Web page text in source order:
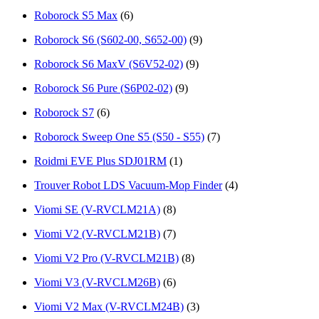
Roborock S5 Max (6)
Roborock S6 (S602-00, S652-00) (9)
Roborock S6 MaxV (S6V52-02) (9)
Roborock S6 Pure (S6P02-02) (9)
Roborock S7 (6)
Roborock Sweep One S5 (S50 - S55) (7)
Roidmi EVE Plus SDJ01RM (1)
Trouver Robot LDS Vacuum-Mop Finder (4)
Viomi SE (V-RVСLМ21А) (8)
Viomi V2 (V-RVCLM21B) (7)
Viomi V2 Pro (V-RVCLM21B) (8)
Viomi V3 (V-RVCLM26B) (6)
Viоmi V2 Мах (V-RVCLM24B) (3)